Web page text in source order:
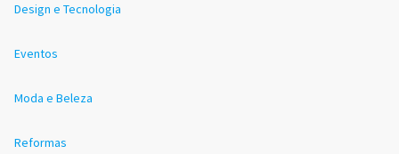
Design e Tecnologia
Eventos
Moda e Beleza
Reformas